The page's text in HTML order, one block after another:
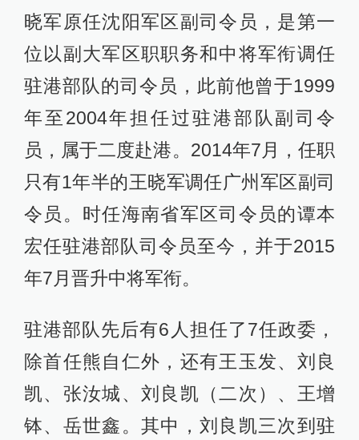
晓军原任沈阳军区副司令员，是第一
位以副大军区职职务和中将军衔调任
驻港部队的司令员，此前他曾于1999
年至2004年担任过驻港部队副司令
员，属于二度赴港。2014年7月，任职
只有1年半的王晓军调任广州军区副司
令员。时任海南省军区司令员的谭本
宏任驻港部队司令员至今，并于2015
年7月晋升中将军衔。
驻港部队先后有6人担任了7任政委，
除首任熊自仁外，还有王玉发、刘良
凯、张汝城、刘良凯（二次）、王增
钵、岳世鑫。其中，刘良凯三次到驻